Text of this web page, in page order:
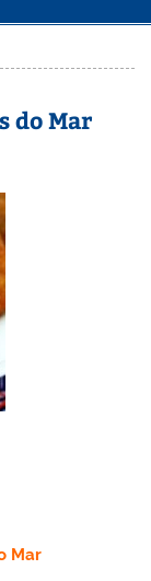
do Mar
Mar